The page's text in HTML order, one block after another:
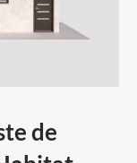
de